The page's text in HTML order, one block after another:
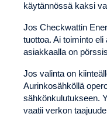
käytännössä kaksi
Jos Checkwattin
tuottoa. Ai toiminto
asiakkaalla on
Jos valinta on
Aurinkosähköllä
sähkönkulutukseen.
vaatii verkon